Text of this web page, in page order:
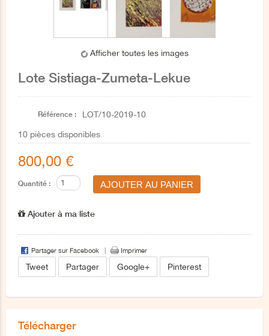
Afficher toutes les images
Lote Sistiaga-Zumeta-Lekue
Référence : LOT/10-2019-10
10 pièces disponibles
800,00 €
Quantité :
Ajouter à ma liste
Partager sur Facebook Imprimer
Tweet Partager Google+ Pinterest
Télécharger